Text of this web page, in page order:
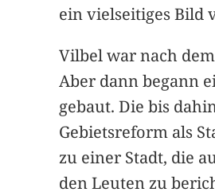
ein vielseitiges Bild
Vilbel war nach
Aber dann begann
gebaut. Die bis
Gebietsreform als
zu einer Stadt, die
den Leuten zu